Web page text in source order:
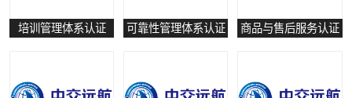
培训管理体系认证 可靠性管理体系认证 商品与售后服务认证